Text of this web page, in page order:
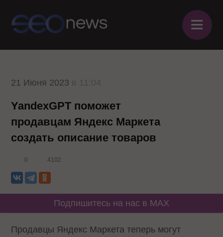
≡
21 Июня 2023
YandexGPT поможет
продавцам Яндекс Маркета
создать описание товаров
0 4102
Подпишитесь на нас в MAX
Продавцы Яндекс Маркета теперь могут